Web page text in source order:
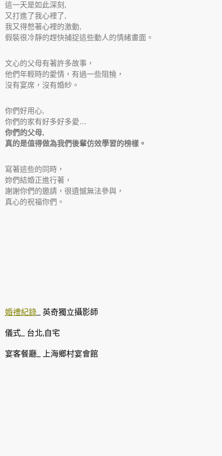
這一天是如此深刻,
又打進了我心裡了,
我又得憋著心裡的激動,
假裝很冷靜的趕快捕捉這些動人的情緒畫面。
文心的父母有著許多故事，
他們年輕時的愛情，有過一些阻撓，
沒有宴席，沒有婚紗。
你們好用心,
你們的家有好多好多愛…
你們的父母,
真的是值得做為我們後輩仿效學習的榜樣。
寫著這些的同時，
妳們結婚正進行著，
謝謝你們的邀請，很遺憾無法參與，
真心的祝福你們。
婚禮紀錄 _ 英奇獨立攝影師
儀式_ 台北,自宅
宴客餐廳_ 上海鄉村宴會館